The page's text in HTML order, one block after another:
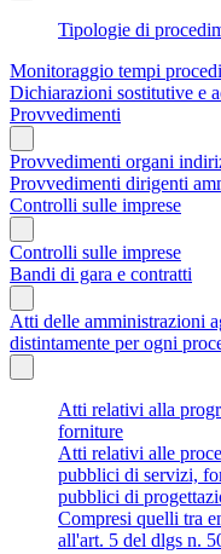
Tipologie di
Monitoraggio tempi
Dichiarazioni sostitutive e
Provvedimenti
Provvedimenti organi
Provvedimenti dirigenti
Controlli sulle imprese
Controlli sulle imprese
Bandi di gara e contratti
Atti delle amministrazioni
distintamente per ogni
Atti relativi alla
forniture
Atti relativi alle
pubblici di servizi,
pubblici di
Compresi quelli tra
all'art. 5 del dlgs n.